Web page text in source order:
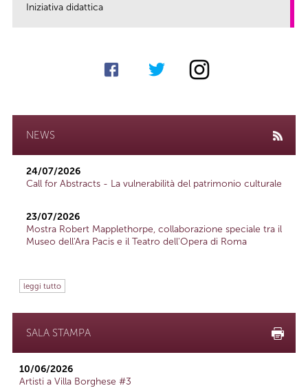
Iniziativa didattica
NEWS
24/07/2026
Call for Abstracts - La vulnerabilità del patrimonio culturale
23/07/2026
Mostra Robert Mapplethorpe, collaborazione speciale tra il
Museo dell'Ara Pacis e il Teatro dell'Opera di Roma
leggi tutto
SALA STAMPA
10/06/2026
Artisti a Villa Borghese #3